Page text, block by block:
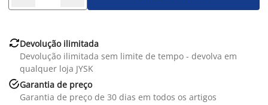
Devolução ilimitada
Devolução ilimitada sem limite de tempo - devolva em
qualquer loja JYSK
Garantia de preço
Garantia de preço de 30 dias em todos os artigos